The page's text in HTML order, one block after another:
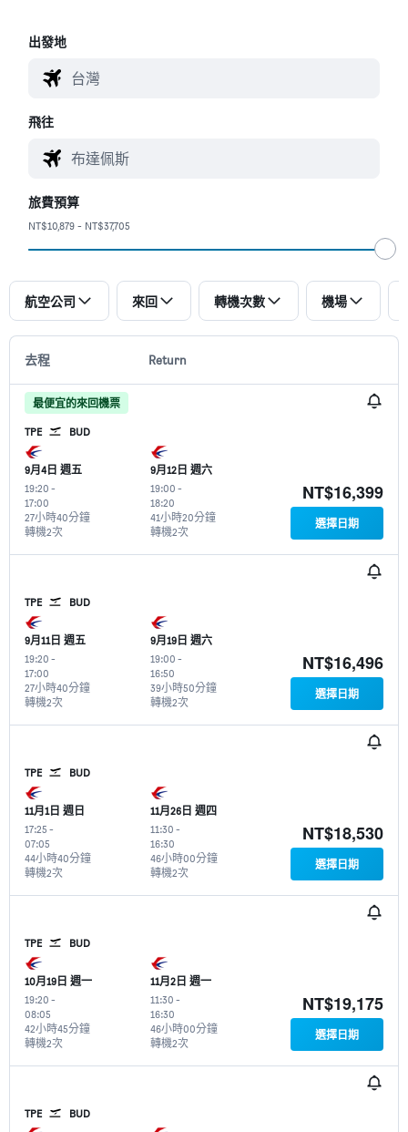
​出發地
飛往
旅費預算
NT$10,879 - NT$37,705
航空公司 來回 轉機次數 機場
去程 Return
最便宜的來回機票
TPE BUD
9月4日 週五
19:20 -
17:00
轉機2次
27小時40分鐘
9月12日 週六
19:00 -
18:20
轉機2次
41小時20分鐘
NT$16,399
選擇日期
TPE BUD
9月11日 週五
19:20 -
17:00
轉機2次
27小時40分鐘
9月19日 週六
19:00 -
16:50
轉機2次
39小時50分鐘
NT$16,496
選擇日期
TPE BUD
11月1日 週日
17:25 -
07:05
轉機2次
44小時40分鐘
11月26日 週四
11:30 -
16:30
轉機2次
46小時00分鐘
NT$18,530
選擇日期
TPE BUD
10月19日 週一
19:20 -
08:05
轉機2次
42小時45分鐘
11月2日 週一
11:30 -
16:30
轉機2次
46小時00分鐘
NT$19,175
選擇日期
TPE BUD